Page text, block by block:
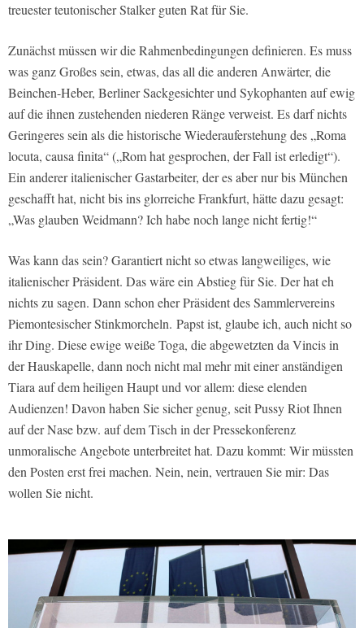
treuester teutonischer Stalker guten Rat für Sie.
Zunächst müssen wir die Rahmenbedingungen definieren. Es muss
was ganz Großes sein, etwas, das all die anderen Anwärter, die
Beinchen-Heber, Berliner Sackgesichter und Sykophanten auf ewig
auf die ihnen zustehenden niederen Ränge verweist. Es darf nichts
Geringeres sein als die historische Wiederauferstehung des „Roma
locuta, causa finita“ („Rom hat gesprochen, der Fall ist erledigt“).
Ein anderer italienischer Gastarbeiter, der es aber nur bis München
geschafft hat, nicht bis ins glorreiche Frankfurt, hätte dazu gesagt:
„Was glauben Weidmann? Ich habe noch lange nicht fertig!“
Was kann das sein? Garantiert nicht so etwas langweiliges, wie
italienischer Präsident. Das wäre ein Abstieg für Sie. Der hat eh
nichts zu sagen. Dann schon eher Präsident des Sammlervereins
Piemontesischer Stinkmorcheln. Papst ist, glaube ich, auch nicht so
ihr Ding. Diese ewige weiße Toga, die abgewetzten da Vincis in
der Hauskapelle, dann noch nicht mal mehr mit einer anständigen
Tiara auf dem heiligen Haupt und vor allem: diese elenden
Audienzen! Davon haben Sie sicher genug, seit Pussy Riot Ihnen
auf der Nase bzw. auf dem Tisch in der Pressekonferenz
unmoralische Angebote unterbreitet hat. Dazu kommt: Wir müssten
den Posten erst frei machen. Nein, nein, vertrauen Sie mir: Das
wollen Sie nicht.